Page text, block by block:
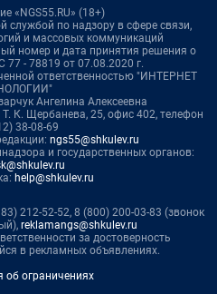
«NGS55.RU» (18+)
службой по надзору в сфере связи,
и массовых коммуникаций
номер и дата принятия решения о
- 78819 от 07.08.2020 г.
ответственностью "ИНТЕРНЕТ
Ангелина Алексеевна
К. Щербанева, 25, офис 402, телефон
38-08-69
ngs55@shkulev.ru
и государственных органов:
help@shkulev.ru
212-52-52, 8 (800) 200-03-83 (звонок
reklamangs@shkulev.ru
за достоверность
в рекламных объявлениях.
ограничениях